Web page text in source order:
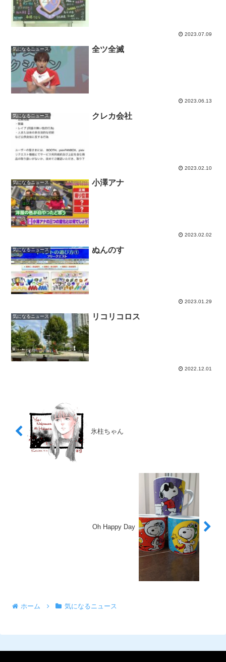
2023.07.09
気になるニュース 全ツ全滅
2023.06.13
気になるニュース クレカ会社
2023.02.10
気になるニュース 小澤アナ
2023.02.02
気になるニュース ぬんのす
2023.01.29
気になるニュース リコリコロス
2022.12.01
氷柱ちゃん
Oh Happy Day
ホーム 気になるニュース